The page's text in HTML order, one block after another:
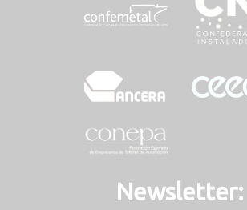
Miembro de: